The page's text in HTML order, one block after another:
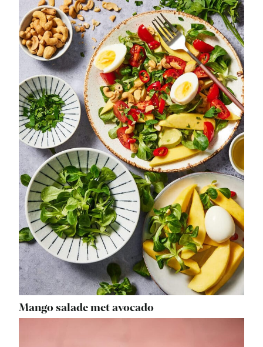
Mango salade met avocado